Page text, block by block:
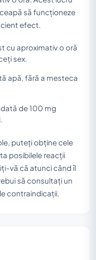
să funcționeze
efect.
cu aproximativ o oră
sex.
apă, fără a mesteca
de 100 mg
puteți obține cele
posibilele reacții
vă că atunci când îl
să consultați un
contraindicații.